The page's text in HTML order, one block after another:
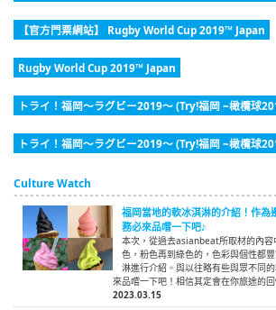
【官方門票網站】 Rugby World Cup 2019™ Japan
Rugby World Cup 2019™ Japan
トライ！福岡～ラグビー2019～ (Try!福岡 ~橄欖球
トライ！福岡～ラグビー2019～ (Try!福岡 ~橄欖球
Culture Watch
福岡當地的軟冰淇淋的介紹！作為
務必來品嚐一下吧♪
本次，從過去asianbeat所取材的內容
色，粉色再到綠色的，色彩與個性都
淋進行介紹。與以往略有些與眾不同
來品嚐一下吧！相信其定會在你旅途的
2023.03.15